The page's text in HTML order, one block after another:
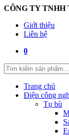
CÔNG TY
Giới thiệu
Liên hệ
0
Trang chủ
Điện công
Tụ bù